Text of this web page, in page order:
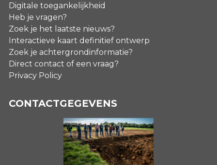
Digitale toegankelijkheid
Heb je vragen?
Zoek je het laatste nieuws?
Interactieve kaart definitief ontwerp
Zoek je achtergrondinformatie?
Direct contact of een vraag?
Privacy Policy
CONTACTGEGEVENS